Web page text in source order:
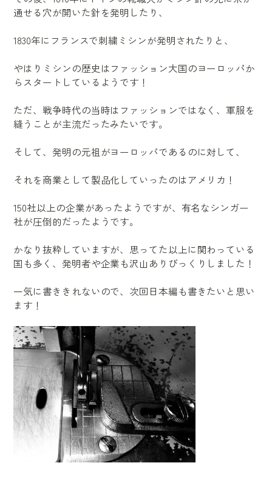
通せる穴が開いた針を発明したり、
1830年にフランスで刺繍ミシンが発明されたりと、
やはりミシンの歴史はファッション大国のヨーロッパか
らスタートしているようです！
ただ、戦争時代の当時はファッションではなく、軍服を
縫うことが主流だったみたいです。
そして、発明の元祖がヨーロッパであるのに対して、
それを商業として製品化していったのはアメリカ！
150社以上の企業があったようですが、有名なシンガー
社が圧倒的だったようです。
かなり抜粋していますが、思ってた以上に関わっている
国も多く、発明者や企業も沢山ありびっくりしました！
一気に書ききれないので、次回日本編も書きたいと思い
ます！